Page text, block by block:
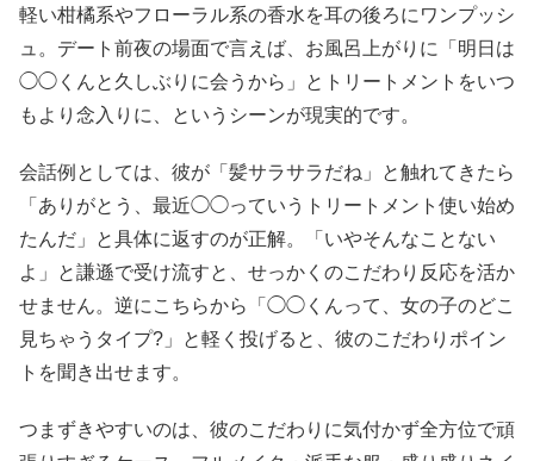
軽い柑橘系やフローラル系の香水を耳の後ろにワンプッシ
ュ。デート前夜の場面で言えば、お風呂上がりに「明日は
◯◯くんと久しぶりに会うから」とトリートメントをいつ
もより念入りに、というシーンが現実的です。
会話例としては、彼が「髪サラサラだね」と触れてきたら
「ありがとう、最近◯◯っていうトリートメント使い始め
たんだ」と具体に返すのが正解。「いやそんなことない
よ」と謙遜で受け流すと、せっかくのこだわり反応を活か
せません。逆にこちらから「◯◯くんって、女の子のどこ
見ちゃうタイプ?」と軽く投げると、彼のこだわりポイン
トを聞き出せます。
つまずきやすいのは、彼のこだわりに気付かず全方位で頑